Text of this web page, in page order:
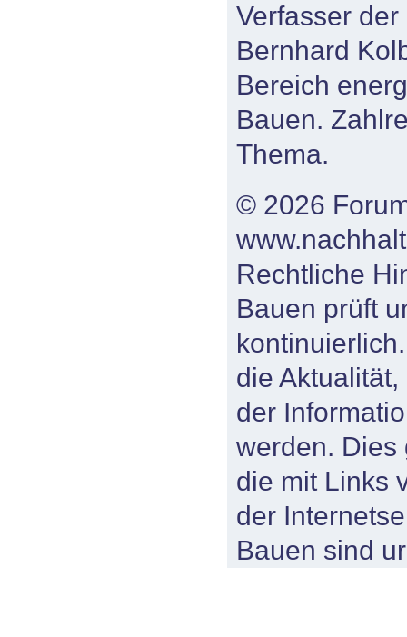
Verfasser
Bernhard
Bereich
Bauen.
Thema.
© 2026
Rechtliche
Bauen prüft
die
der
werden. Dies
die mit Links
der
Bauen sind